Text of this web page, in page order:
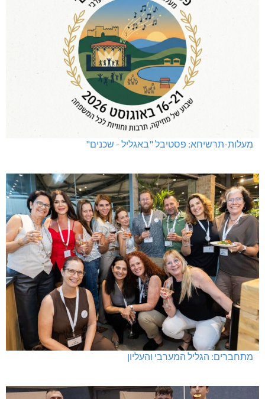
מעלות-תרשיחא: פסטיבל "באגליל - שכנים"
מתחברים: הגליל המערבי והעליון